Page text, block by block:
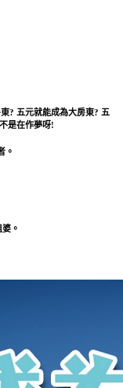
? 五元就能成為大房東? 五
是在作夢呀!
。
。